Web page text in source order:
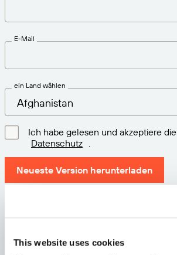
This website uses cookies
E-Mail
ein Land wählen
Ich habe gelesen und akzeptiere die
Datenschutz
Neueste Version herunterladen
Datum: 2026-05-05